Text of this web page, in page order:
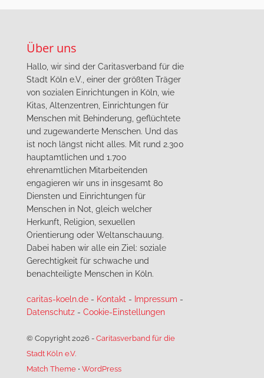
Über uns
Hallo, wir sind der Caritasverband für die
Stadt Köln e.V., einer der größten Träger
von sozialen Einrichtungen in Köln, wie
Kitas, Altenzentren, Einrichtungen für
Menschen mit Behinderung, geflüchtete
und zugewanderte Menschen. Und das
ist noch längst nicht alles. Mit rund 2.300
hauptamtlichen und 1.700
ehrenamtlichen Mitarbeitenden
engagieren wir uns in insgesamt 80
Diensten und Einrichtungen für
Menschen in Not, gleich welcher
Herkunft, Religion, sexuellen
Orientierung oder Weltanschauung.
Dabei haben wir alle ein Ziel: soziale
Gerechtigkeit für schwache und
benachteiligte Menschen in Köln.
caritas-koeln.de- Kontakt - Impressum -
Datenschutz- Cookie-Einstellungen
© Copyright 2026 - Caritasverband für die
Stadt Köln e.V.
Match Theme⋅ WordPress